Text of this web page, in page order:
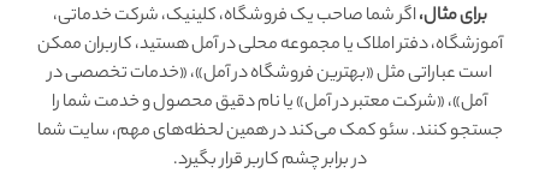
برای مثال،اگر شما صاحب یک فروشگاه، کلینیک، شرکت خدماتی،
آموزشگاه، دفتر املاک یا مجموعه محلی در آمل هستید، کاربران ممکن
است عباراتی مثل «بهترین فروشگاه در آمل»، «خدمات تخصصی در
آمل»، «شرکت معتبر در آمل» یا نام دقیق محصول و خدمت شما را
جستجو کنند. سئو کمک می‌کند در همین لحظه‌های مهم، سایت شما
در برابر چشم کاربر قرار بگیرد.